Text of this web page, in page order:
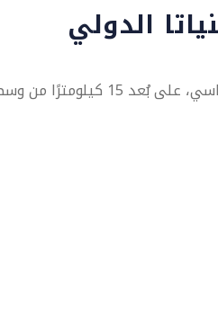
الدولي
يقع المطار في منطقة إمباكاسي، على بُعد 15 كيلومترًا